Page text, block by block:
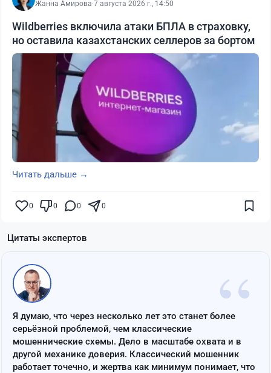
Жанна Амирова·7 августа 2026 г., 14:50
Wildberries включила атаки БПЛА в страховку,
но оставила казахстанских селлеров за бортом
Читать дальше →
0 0 0 0
Цитаты экспертов
“
Я думаю, что через несколько лет это станет более
серьёзной проблемой, чем классические
мошеннические схемы. Дело в масштабе охвата и в
другой механике доверия. Классический мошенник
работает точечно, и жертва как минимум понимает, что